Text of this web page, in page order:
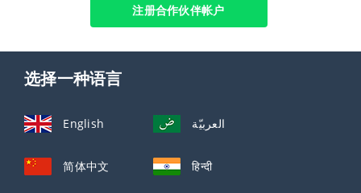
注册合作伙伴帐户
选择一种语言
English العربيّة
简体中文 हिन्दी